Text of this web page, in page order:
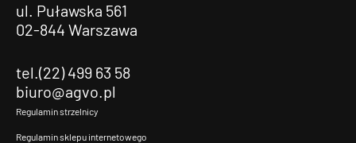
ul. Puławska 561
02-844 Warszawa
tel.(22) 499 63 58
biuro@agvo.pl
Regulamin strzelnicy
Regulamin sklepu internetowego